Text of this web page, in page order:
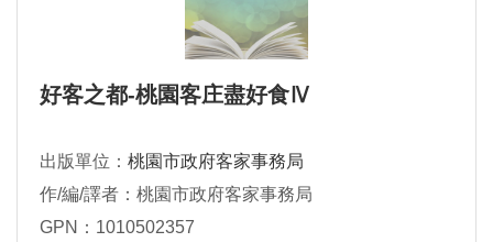
好客之都-桃園客庄盡好食Ⅳ
出版單位： 桃園市政府客家事務局
作/編/譯者：桃園市政府客家事務局
GPN：1010502357